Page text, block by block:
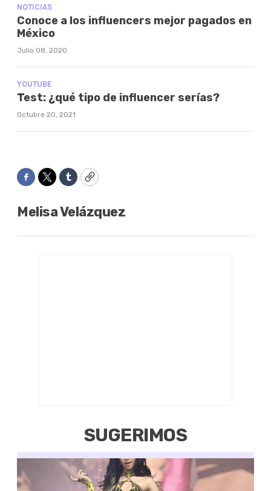
NOTICIAS
Conoce a los influencers mejor pagados en
México
Julio 08, 2020
YOUTUBE
Test: ¿qué tipo de influencer serías?
Octubre 20, 2021
Facebook
TwitterTumblrCopy
Melisa Velázquez
SUGERIMOS